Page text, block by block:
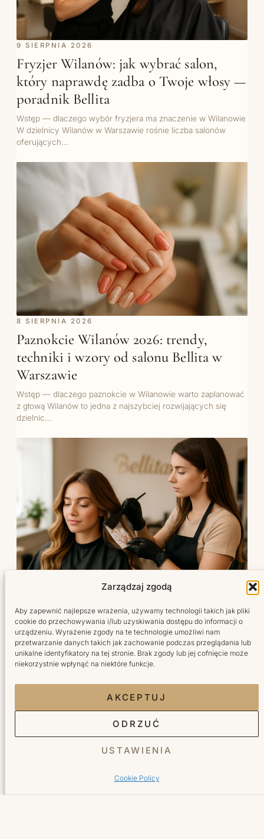
Zarządzaj zgodą
Aby zapewnić najlepsze wrażenia, używamy technologii takich jak pliki
cookie do przechowywania i/lub uzyskiwania dostępu do informacji o
urządzeniu. Wyrażenie zgody na te technologie umożliwi nam
przetwarzanie danych takich jak zachowanie podczas przeglądania lub
unikalne identyfikatory na tej stronie. Brak zgody lub jej cofnięcie może
niekorzystnie wpłynąć na niektóre funkcje.
AKCEPTUJ
ODRZUĆ
USTAWIENIA
Cookie Policy
9 SIERPNIA 2026
Fryzjer Wilanów: jak wybrać salon,
który naprawdę zadba o Twoje włosy —
poradnik Bellita
Wstęp — dlaczego wybór fryzjera ma znaczenie w Wilanowie
W dzielnicy Wilanów w Warszawie rośnie liczba salonów
oferujących…
8 SIERPNIA 2026
Paznokcie Wilanów 2026: trendy,
techniki i wzory od salonu Bellita w
Warszawie
Wstęp — dlaczego paznokcie w Wilanowie warto zaplanować
z głową Wilanów to jedna z najszybciej rozwijających się
dzielnic…
Koloryzacja włosów Wilanów —
ekspercki przewodnik: dobór koloru,
techniki i pielęgnacja po zabiegu
Wprowadzenie: dlaczego koloryzacja to więcej niż zmiana
odcienia? Marzysz o naturalnym, świeżym efekcie koloru,
który podkreśli Twoją urodę…
WSZYSTKIE WPISY →